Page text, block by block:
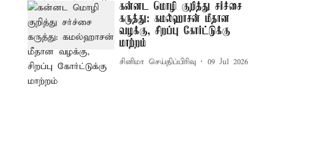
கன்னட மொழி குறித்து சர்ச்சை
கருத்து: கமல்ஹாசன் மீதான
வழக்கு, சிறப்பு கோர்ட்டுக்கு
மாற்றம்
சினிமா செய்திப்பிரிவு 09 Jul 2026